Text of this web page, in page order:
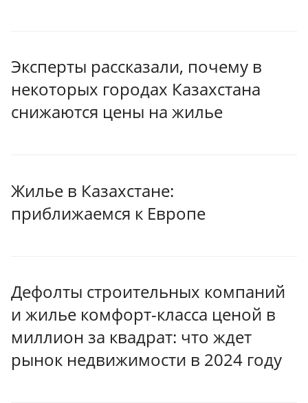
Эксперты рассказали, почему в
некоторых городах Казахстана
снижаются цены на жилье
Жилье в Казахстане:
приближаемся к Европе
Дефолты строительных компаний
и жилье комфорт-класса ценой в
миллион за квадрат: что ждет
рынок недвижимости в 2024 году